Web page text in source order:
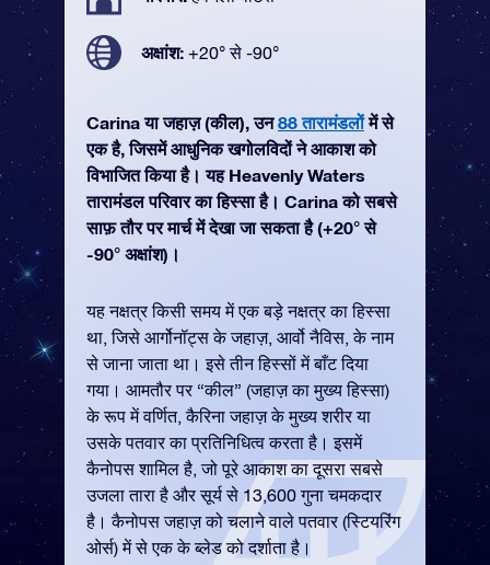
अक्षांश: +20° से -90°
Carina या जहाज़ (कील), उन88 तारामंडलोंमें से
एक है, जिसमें आधुनिक खगोलविदों ने आकाश को
विभाजित किया है। यह Heavenly Waters
तारामंडल परिवार का हिस्सा है। Carina को सबसे
साफ़ तौर पर मार्च में देखा जा सकता है (+20° से
-90° अक्षांश)।
यह नक्षत्र किसी समय में एक बड़े नक्षत्र का हिस्सा
था, जिसे आर्गोनॉट्स के जहाज़, आर्वो नैविस, के नाम
से जाना जाता था। इसे तीन हिस्सों में बाँट दिया
गया। आमतौर पर “कील” (जहाज़ का मुख्य हिस्सा)
के रूप में वर्णित, कैरिना जहाज़ के मुख्य शरीर या
उसके पतवार का प्रतिनिधित्व करता है। इसमें
कैनोपस शामिल है, जो पूरे आकाश का दूसरा सबसे
उजला तारा है और सूर्य से 13,600 गुना चमकदार
है। कैनोपस जहाज़ को चलाने वाले पतवार (स्टियरिंग
ओर्स) में से एक के ब्लेड को दर्शाता है।